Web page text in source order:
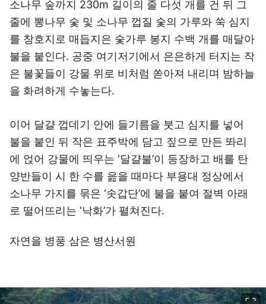
소나무 숲까지 230m 길이의 줄 다섯 개를 건 뒤 그
줄에 뽕나무 숯 및 소나무 껍질 숯의 가루와 쑥 심지
를 창호지로 매듭지은 숯가루 봉지 수백 개를 매달아
불을 붙인다. 공중 여기저기에서 은은하게 터지는 작
은 불꽃들이 강물 위로 비처럼 쏟아져 내리며 밤하늘
을 화려하게 수놓는다.
이어 달걀 껍데기 안에 들기름을 붓고 심지를 넣어
불을 붙인 뒤 작은 표주박에 담고 짚으로 만든 똬리
에 얹어 강물에 띄우는 ‘달걀불’이 등장하고 배를 탄
양반들이 시 한 수를 읊을 때마다 부용대 정상에서
소나무 가지를 묶은 ‘솟갑단’에 불을 붙여 절벽 아래
로 떨어뜨리는 ‘낙화’가 펼쳐진다.
자연을 병풍 삼은 병산서원